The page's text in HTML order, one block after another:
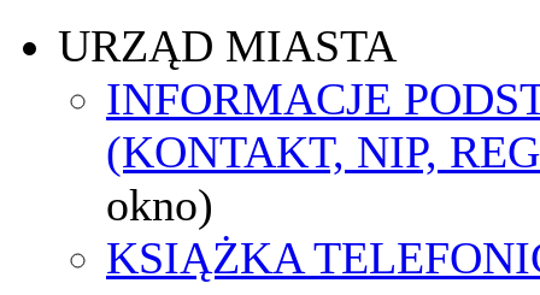
URZĄD MIASTA
INFORMACJE
(KONTAKT, NIP,
okno)
KSIĄŻKA